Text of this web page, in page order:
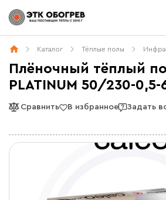
Каталог Тёплые полы
Плёночный тёплый
PLATINUM 50/230-0,5-
Сравнить В избранное Задать